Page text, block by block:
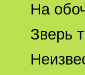
На
Зверь